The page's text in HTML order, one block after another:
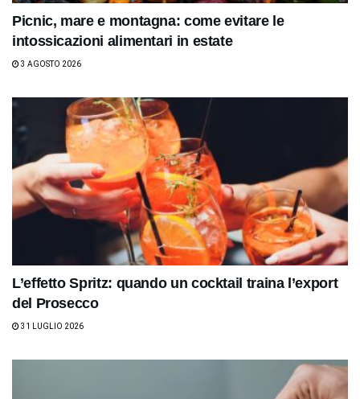
Picnic, mare e montagna: come evitare le
intossicazioni alimentari in estate
3 AGOSTO 2026
L’effetto Spritz: quando un cocktail traina l’export
del Prosecco
31 LUGLIO 2026